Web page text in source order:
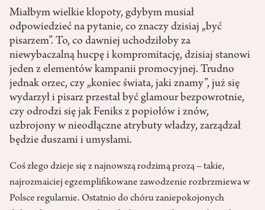
Miałbym wielkie kłopoty, gdybym musiał
odpowiedzieć na pytanie, co znaczy dzisiaj „być
pisarzem”. To, co dawniej uchodziłoby za
niewybaczalną hucpę i kompromitację, dzisiaj stanowi
jeden z elementów kampanii promocyjnej. Trudno
jednak orzec, czy „koniec świata, jaki znamy”, już się
wydarzył i pisarz przestał być glamour bezpowrotnie,
czy odrodzi się jak Feniks z popiołów i znów,
uzbrojony w nieodłączne atrybuty władzy, zarządzał
będzie duszami i umysłami.
Coś złego dzieje się z najnowszą rodzimą prozą – takie,
najrozmaiciej egzemplifikowane zawodzenie rozbrzmiewa w
Polsce regularnie. Ostatnio do chóru zaniepokojonych